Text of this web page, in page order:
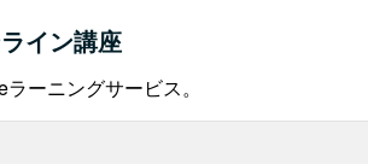
イン講座
ーニングサービス。